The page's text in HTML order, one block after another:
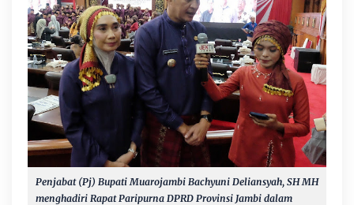
Penjabat (Pj) Bupati Muarojambi Bachyuni Deliansyah, SH MH
menghadiri Rapat Paripurna DPRD Provinsi Jambi dalam